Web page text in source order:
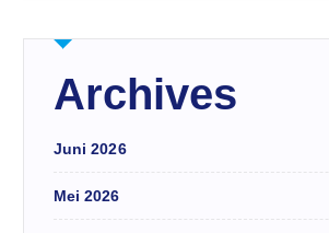
Archives
Juni 2026
Mei 2026